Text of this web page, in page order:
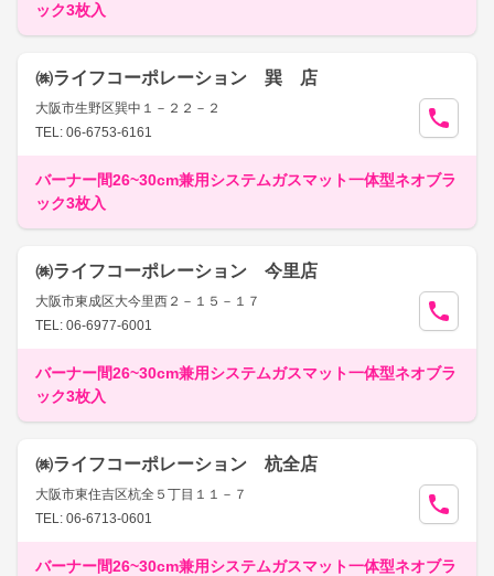
ック3枚入
㈱ライフコーポレーション 巽 店
大阪市生野区巽中１－２２－２
TEL: 06-6753-6161
バーナー間26~30cm兼用システムガスマット一体型ネオブラ
ック3枚入
㈱ライフコーポレーション 今里店
大阪市東成区大今里西２－１５－１７
TEL: 06-6977-6001
バーナー間26~30cm兼用システムガスマット一体型ネオブラ
ック3枚入
㈱ライフコーポレーション 杭全店
大阪市東住吉区杭全５丁目１１－７
TEL: 06-6713-0601
バーナー間26~30cm兼用システムガスマット一体型ネオブラ